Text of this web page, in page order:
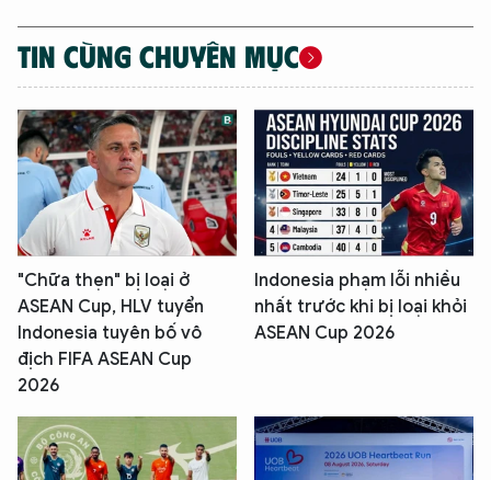
TIN CÙNG CHUYÊN MỤC
"Chữa thẹn" bị loại ở
ASEAN Cup, HLV tuyển
Indonesia tuyên bố vô
địch FIFA ASEAN Cup
2026
Indonesia phạm lỗi nhiều
nhất trước khi bị loại khỏi
ASEAN Cup 2026
XIN CHÀO,
TÔI LÀ CHATBOT CỦA
Hãy hỏi tôi bất kỳ điều gì bạn cần biết về
An Ninh Thủ Đô nhé. Tôi sẵn sàng hỗ trợ!